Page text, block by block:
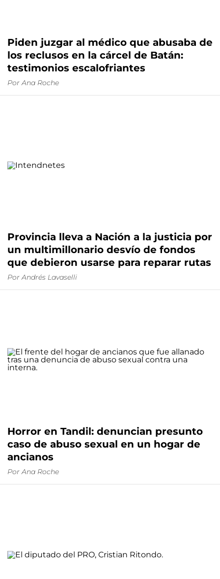
Piden juzgar al médico que abusaba de
los reclusos en la cárcel de Batán:
testimonios escalofriantes
Por Ana Roche
Provincia lleva a Nación a la justicia por
un multimillonario desvío de fondos
que debieron usarse para reparar rutas
Por Andrés Lavaselli
Horror en Tandil: denuncian presunto
caso de abuso sexual en un hogar de
ancianos
Por Ana Roche